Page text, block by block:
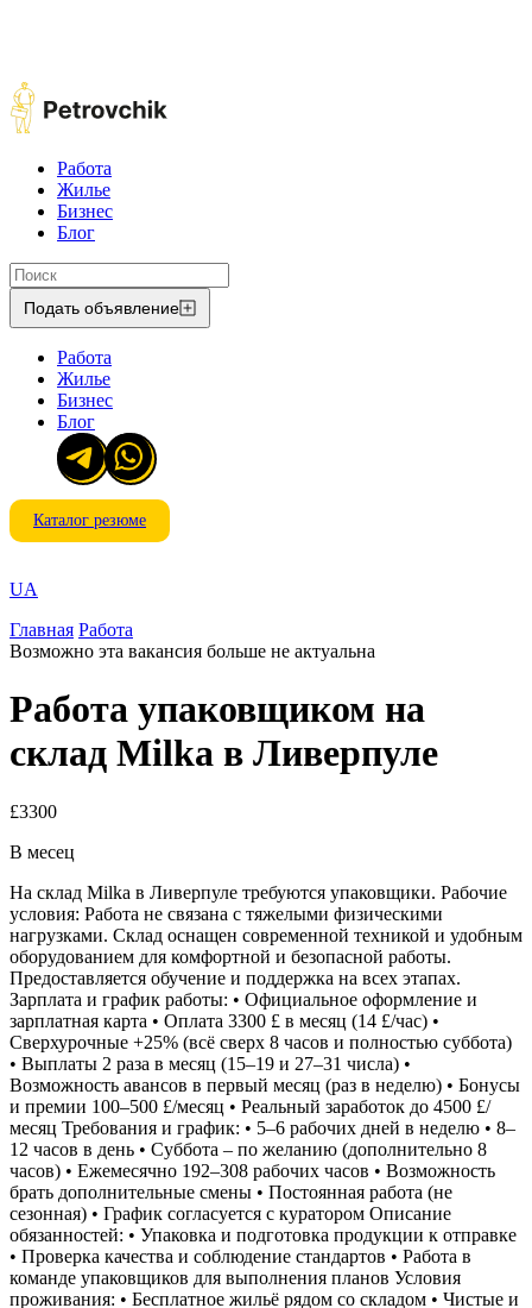
Работа
Жилье
Бизнес
Блог
Подать объявление
Работа
Жилье
Бизнес
Блог
Каталог резюме
UA
Главная Работа
Возможно эта вакансия больше не актуальна
Работа упаковщиком на
склад Milka в Ливерпуле
£3300
В месец
На склад Milka в Ливерпуле требуются упаковщики. Рабочие
условия: Работа не связана с тяжелыми физическими
нагрузками. Склад оснащен современной техникой и удобным
оборудованием для комфортной и безопасной работы.
Предоставляется обучение и поддержка на всех этапах.
Зарплата и график работы: • Официальное оформление и
зарплатная карта • Оплата 3300 £ в месяц (14 £/час) •
Сверхурочные +25% (всё сверх 8 часов и полностью суббота)
• Выплаты 2 раза в месяц (15–19 и 27–31 числа) •
Возможность авансов в первый месяц (раз в неделю) • Бонусы
и премии 100–500 £/месяц • Реальный заработок до 4500 £/
месяц Требования и график: • 5–6 рабочих дней в неделю • 8–
12 часов в день • Суббота – по желанию (дополнительно 8
часов) • Ежемесячно 192–308 рабочих часов • Возможность
брать дополнительные смены • Постоянная работа (не
сезонная) • График согласуется с куратором Описание
обязанностей: • Упаковка и подготовка продукции к отправке
• Проверка качества и соблюдение стандартов • Работа в
команде упаковщиков для выполнения планов Условия
проживания: • Бесплатное жильё рядом со складом • Чистые и